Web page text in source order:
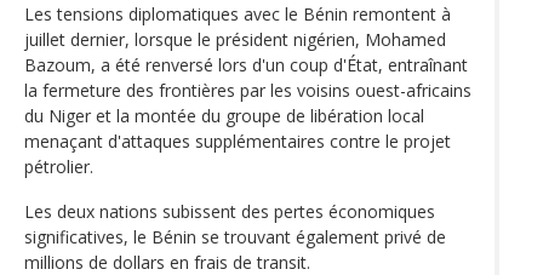
Les tensions diplomatiques avec le Bénin remontent à
juillet dernier, lorsque le président nigérien, Mohamed
Bazoum, a été renversé lors d'un coup d'État, entraînant
la fermeture des frontières par les voisins ouest-africains
du Niger et la montée du groupe de libération local
menaçant d'attaques supplémentaires contre le projet
pétrolier.
Les deux nations subissent des pertes économiques
significatives, le Bénin se trouvant également privé de
millions de dollars en frais de transit.